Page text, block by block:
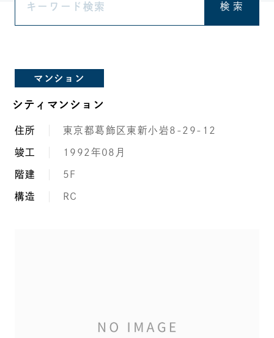
検 索
マンション
シティマンション
住所 東京都葛飾区東新小岩8-29-12
竣工 1992年08月
階建 5F
構造 RC